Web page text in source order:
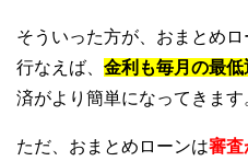
そういった方が、おまとめ
行なえば、 金利も毎月の最
済がより簡単になってきます
ただ、おまとめローンは審査